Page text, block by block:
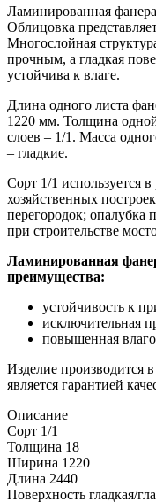
Ламинированная
Облицовка
Многослойная
прочным, а гладкая
устойчива к влаге.
Длина одного листа
1220 мм. Толщина
слоев – 1/1. Масса
– гладкие.
Сорт 1/1 используется
хозяйственных
перегородок; опалубка
при строительстве
Ламинированная
преимущества:
устойчивость к
исключительная
повышенная
Изделие производится
является гарантией
Описание
Сорт 1/1
Толщина 18
Ширина 1220
Длина 2440
Поверхность гладкая/